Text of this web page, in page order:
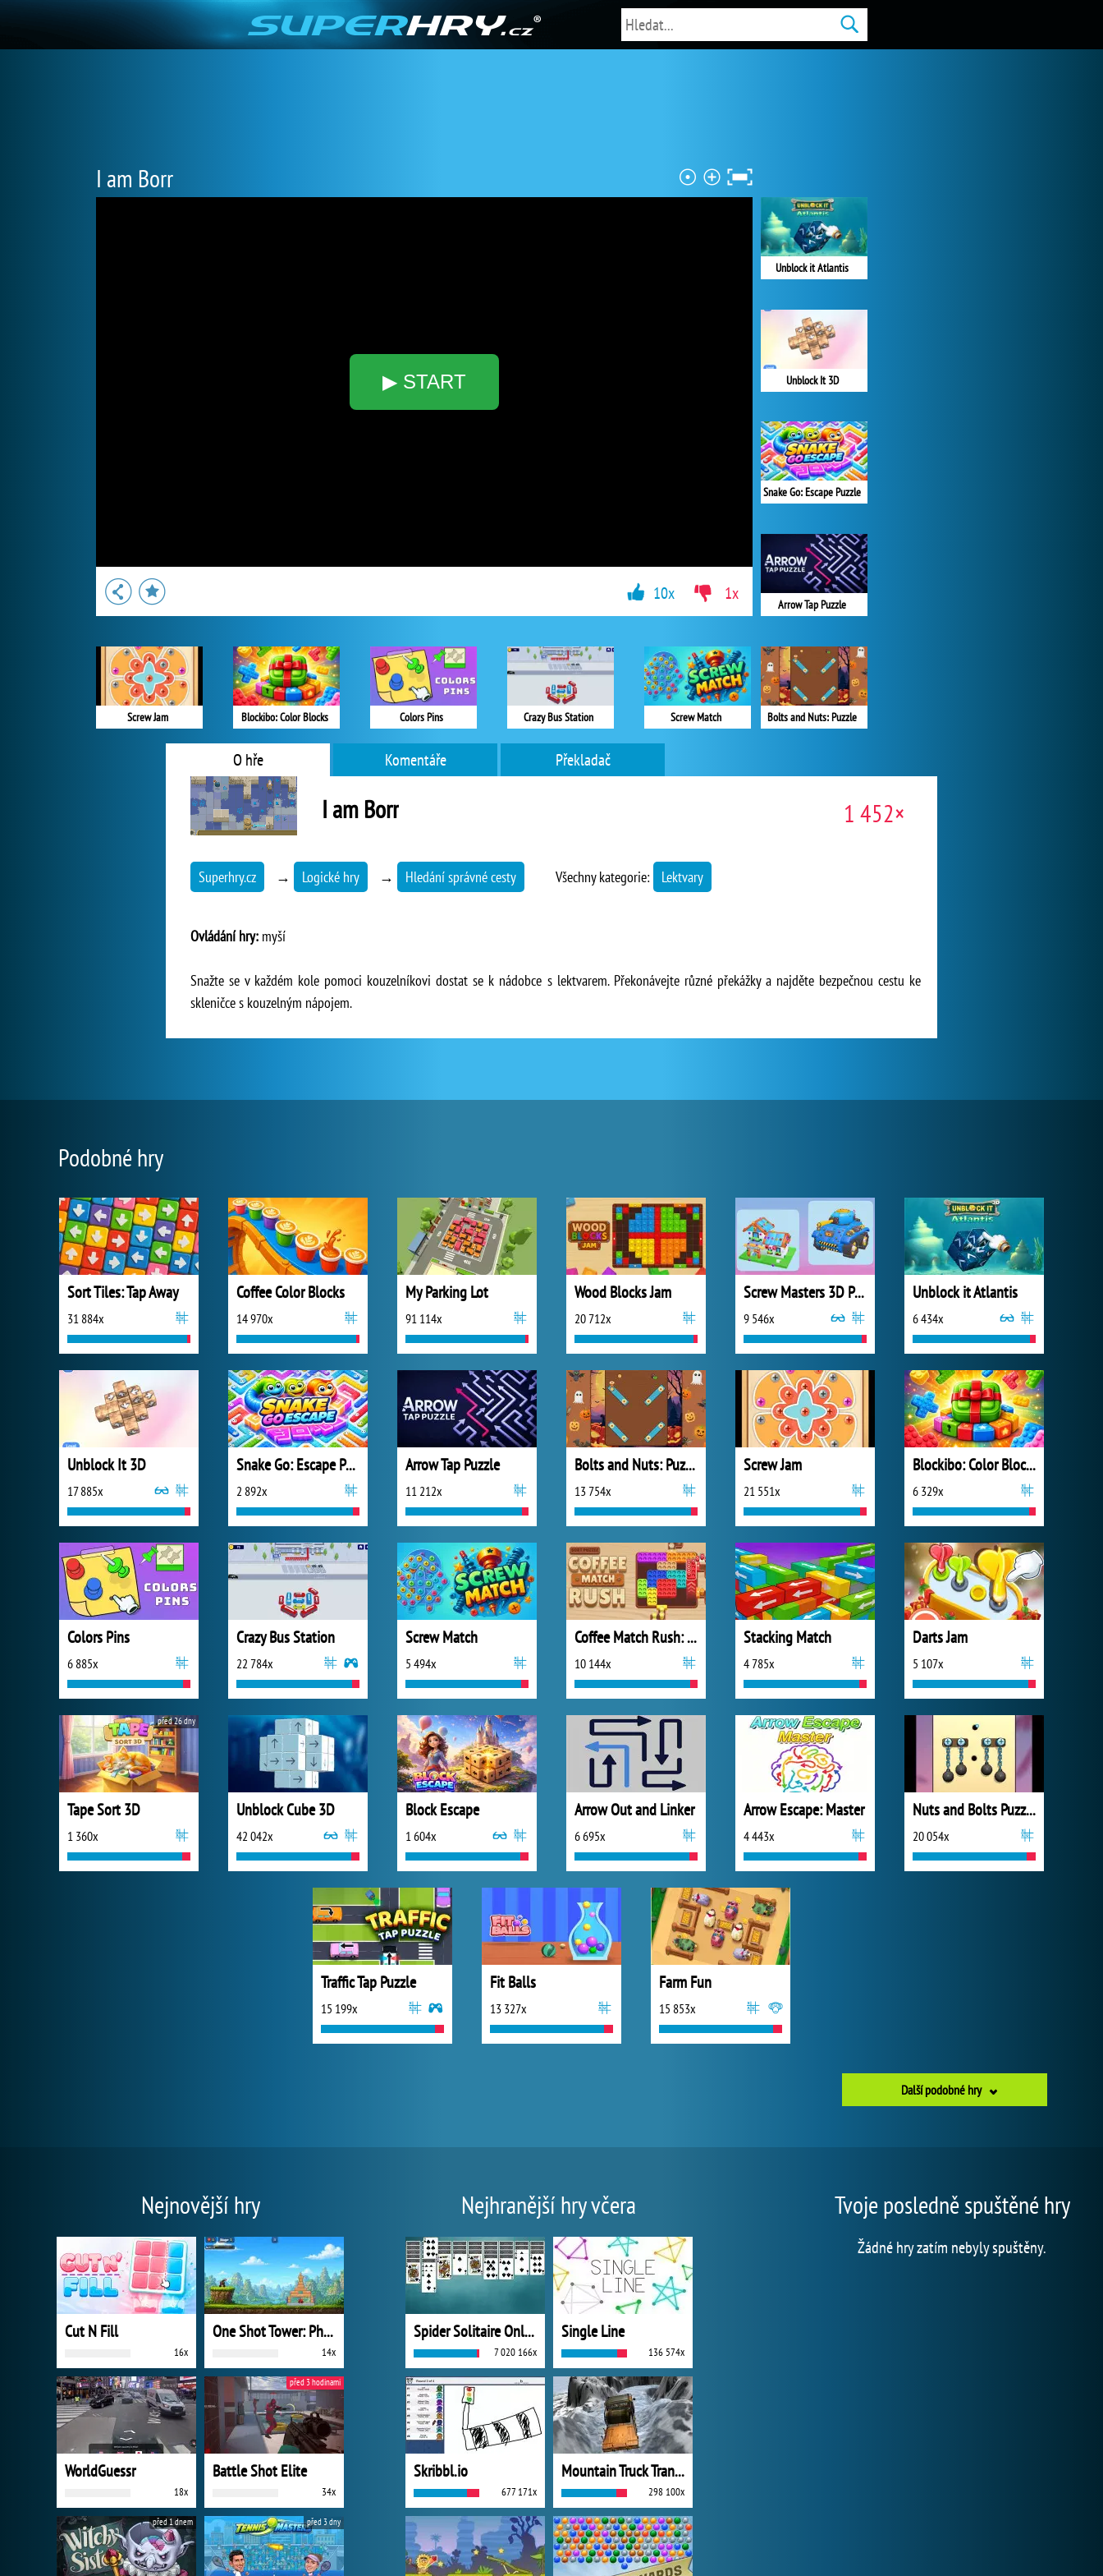
I am Borr
▶ START
Unblock it Atlantis
Unblock It 3D
Snake Go: Escape Puzzle
Arrow Tap Puzzle
Bolts and Nuts: Puzzle
Screw Jam Blockibo: Color Blocks Colors Pins Crazy Bus Station Screw Match
10x 1x
O hře Komentáře Překladač
I am Borr 1 452×
Superhry.cz → Logické hry → Hledání správné cesty Všechny kategorie: Lektvary
Ovládání hry: myší
Snažte se v každém kole pomoci kouzelníkovi dostat se k nádobce s lektvarem. Překonávejte různé překážky a najděte bezpečnou cestu ke
skleničce s kouzelným nápojem.
Podobné hry
Sort Tiles: Tap Away
31 884x
Coffee Color Blocks
14 970x
My Parking Lot
91 114x
Wood Blocks Jam
20 712x
Screw Masters 3D Puzzle
9 546x
Unblock it Atlantis
6 434x
Unblock It 3D
17 885x
Snake Go: Escape Puzzle
2 892x
Arrow Tap Puzzle
11 212x
Bolts and Nuts: Puzzle
13 754x
Screw Jam
21 551x
Blockibo: Color Blocks
6 329x
Colors Pins
6 885x
Crazy Bus Station
22 784x
Screw Match
5 494x
Coffee Match Rush: Sort Puzzle
10 144x
Stacking Match
4 785x
Darts Jam
5 107x
Tape Sort 3D
1 360x
před 26 dny
Unblock Cube 3D
42 042x
Block Escape
1 604x
Arrow Out and Linker
6 695x
Arrow Escape: Master
4 443x
Nuts and Bolts Puzzle
20 054x
Traffic Tap Puzzle
15 199x
Fit Balls
13 327x
Farm Fun
15 853x
Další podobné hry
Nejnovější hry
Cut N Fill
16x
One Shot Tower: Physics Destroyer
14x
WorldGuessr
18x
Battle Shot Elite
34x
před 3 hodinami
před 1 dnem před 3 dny
Nejhranější hry včera
Spider Solitaire Online
7 020 166x
Single Line
136 574x
Skribbl.io
677 171x
Mountain Truck Transport
298 100x
Tvoje posledně spuštěné hry
Žádné hry zatím nebyly spuštěny.